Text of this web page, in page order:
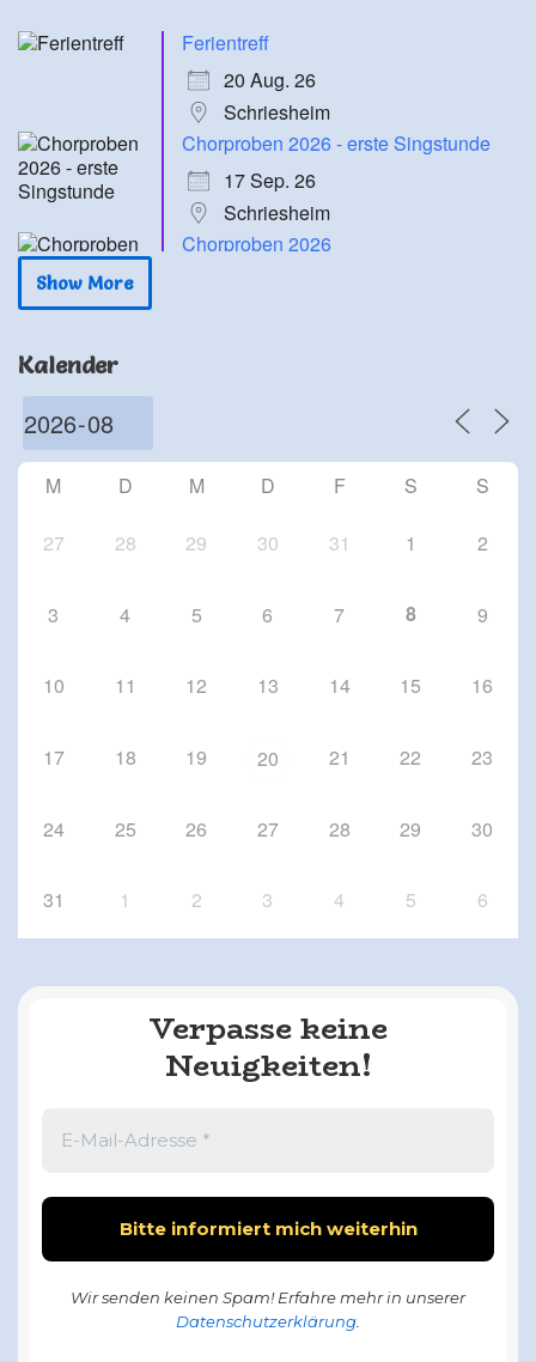
Ferientreff
20 Aug. 26
Schriesheim
Chorproben 2026 - erste Singstunde
17 Sep. 26
Schriesheim
Chorproben 2026
8 Okt. 26
Show More
Kalender
M D M D F S S
27 28 29 30 31 1 2
3 4 5 6 7 8 9
10 11 12 13 14 15 16
17 18 19 20 21 22 23
24 25 26 27 28 29 30
31 1 2 3 4 5 6
Verpasse keine
Neuigkeiten!
Wir senden keinen Spam! Erfahre mehr in unserer
Datenschutzerklärung.